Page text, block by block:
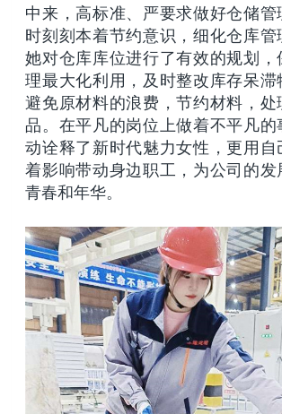
中来，高标准、严要求做好仓储管
时刻刻本着节约意识，细化仓库管
她对仓库库位进行了有效的规划，
理最大化利用，及时整改库存呆滞
避免原材料的浪费，节约材料，处
品。在平凡的岗位上做着不平凡的
动诠释了新时代魅力女性，更用自
着影响带动身边职工，为公司的发
青春和年华。